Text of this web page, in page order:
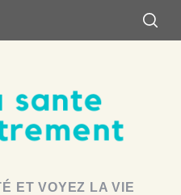
ET VOYEZ LA VIE